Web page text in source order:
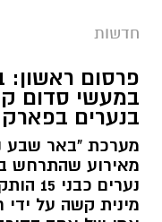
קרדיט: משטרת
חדשות
במעשי סדום
בנערים
מערכת "באר שבע
מאירוע שהתרחש